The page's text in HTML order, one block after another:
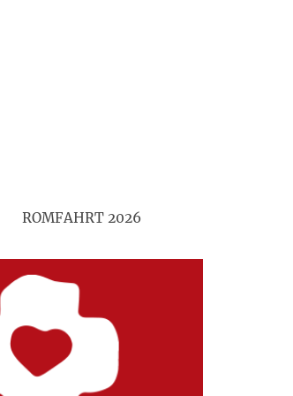
ROMFAHRT 2026